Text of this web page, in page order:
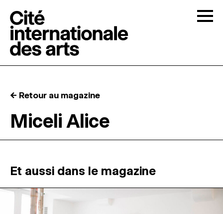
RÉSIDENCES ↓
ATELIERS OUVERTS
PROGRAMMATION
← Retour au magazine
Miceli Alice
Et aussi dans le magazine